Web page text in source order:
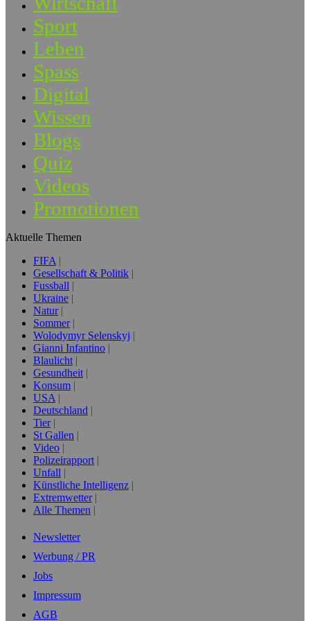
Sport
Leben
Spass
Digital
Wissen
Blogs
Quiz
Videos
Promotionen
Aktuelle Themen
FIFA
Gesellschaft & Politik
Fussball
Ukraine
Natur
Sommer
Wolodymyr Selenskyj
Gianni Infantino
Blaulicht
Gesundheit
Konsum
USA
Deutschland
Tier
St Gallen
Video
Polizeirapport
Unfall
Künstliche Intelligenz
Extremwetter
Alle Themen
Newsletter
Werbung / PR
Jobs
Impressum
AGB